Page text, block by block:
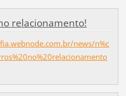
relacionamento!
news/n%c